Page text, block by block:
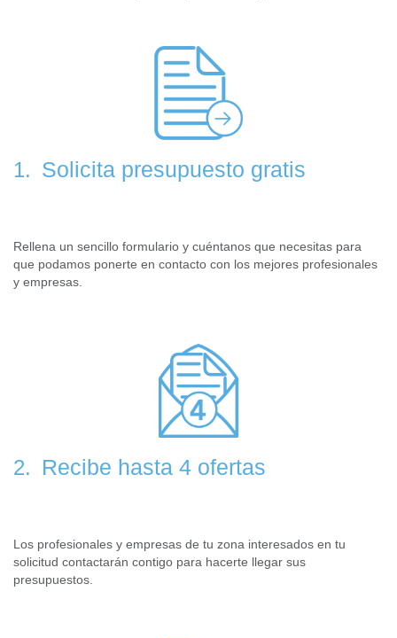
1. Solicita presupuesto gratis
Rellena un sencillo formulario y cuéntanos que necesitas para
que podamos ponerte en contacto con los mejores profesionales
y empresas.
2. Recibe hasta 4 ofertas
Los profesionales y empresas de tu zona interesados en tu
solicitud contactarán contigo para hacerte llegar sus
presupuestos.